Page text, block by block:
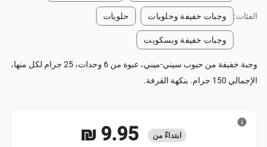
الفئات: وجبات خفيفة وحلويات حلويات
وجبات خفيفة وبسكويت
وجبة خفيفة من حبوب سيني-ميني، عبوة من 6 وحدات، 25 جرام لكل منها،
الإجمالي 150 جرام. بنكهة القرفة.
ابتداءً من ‏9.95 ₪
info